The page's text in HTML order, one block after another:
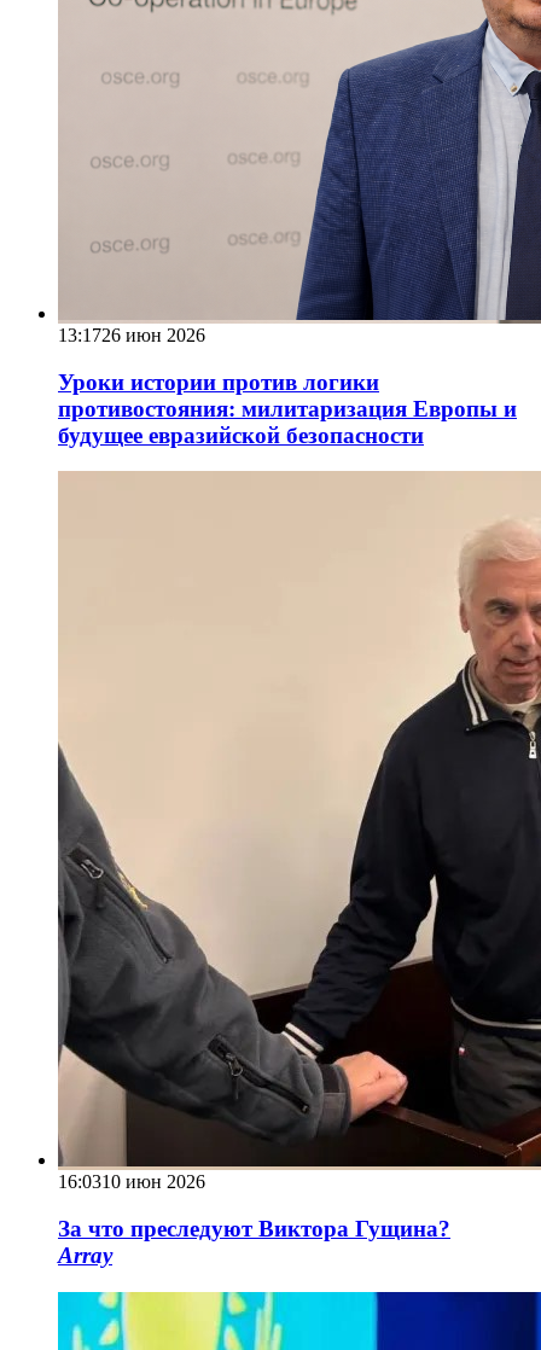
13:1726 июн 2026
Уроки истории против логики
противостояния: милитаризация Европы и
будущее евразийской безопасности
16:0310 июн 2026
За что преследуют Виктора Гущина?
Array